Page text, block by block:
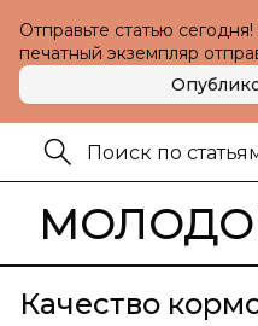
Отправьте статью
печатный экземпляр
Качество